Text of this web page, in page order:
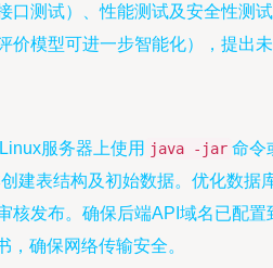
口测试）、性能测试及安全性测
价模型可进一步智能化），提出
服务器上使用 java -jar 命令
建表结构及初始数据。优化数据
核发布。确保后端API域名已配置
，确保网络传输安全。